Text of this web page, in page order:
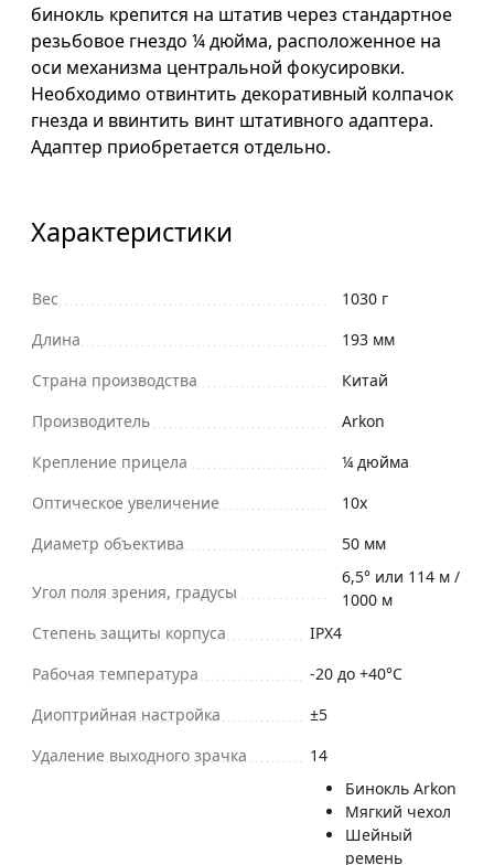
бинокль крепится на штатив через стандартное
резьбовое гнездо ¼ дюйма, расположенное на
оси механизма центральной фокусировки.
Необходимо отвинтить декоративный колпачок
гнезда и ввинтить винт штативного адаптера.
Адаптер приобретается отдельно.
Характеристики
Вес
1030 г
Длина
193 мм
Страна производства
Китай
Производитель
Arkon
Крепление прицела
¼ дюйма
Оптическое увеличение
10х
Диаметр объектива
50 мм
Угол поля зрения, градусы
6,5° или 114 м /
1000 м
Степень защиты корпуса
IPX4
Рабочая температура
-20 до +40°C
Диоптрийная настройка
±5
Удаление выходного зрачка
14
Бинокль Arkon
Мягкий чехол
Шейный
ремень